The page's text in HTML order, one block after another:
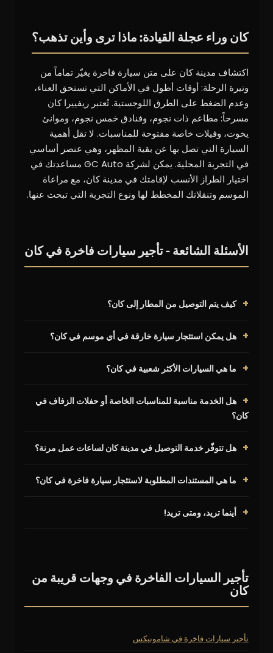
كان وراء عجلة القيادة: ماذا ترى وأين تذهب؟
اكتشاف مدينة كان على متن سيارة فاخرة يغيّر تماماً من
وتيرة الرحلة: أوقات أطول في الأماكن التي تستحق العناء،
وعدم الضغط على الطرق اللوجستية. تُعتبر ريفييرا كان
مسرحاً: مطاعم ذات نجوم، وفنادق خمس نجوم، وموانئ
يخوت، وفيلات خاصة مفتوحة للمناسبات. لا تقل أهمية
السيارة التي تصل بها عن بقية المظهر، وهي عنصر أساسي
في التجربة المحلية. يمكن لشركة GC Auto مساعدتك في
اختيار الطراز الأنسب لإقامتك في مدينة كان، مع مراعاة
الموسم وتنقلاتك المخطط لها ونوع التجربة التي تبحث عنها.
الأسئلة الشائعة - تأجير سيارات فاخرة في كان
كيف يتم التوصيل من المطار إلى كان؟
هل يمكن استئجار سيارة خارقة في أي موسم في كان؟
ما هي السيارات الأكثر شعبية في كان؟
هل الخدمة مناسبة للمناسبات الخاصة أو حفلات الزفاف في
كان؟
هل تتوفّر خدمة التوصيل في مدينة كان لساعات عمل مرنة؟
ما هي المستندات المطلوبة لاستئجار سيارة فاخرة في كان؟
أينما تريد، ومتى تريد!
تأجير السيارات الفاخرة في وجهات قريبة من
كان
تأجير سيارات فاخرة في شامونيكس